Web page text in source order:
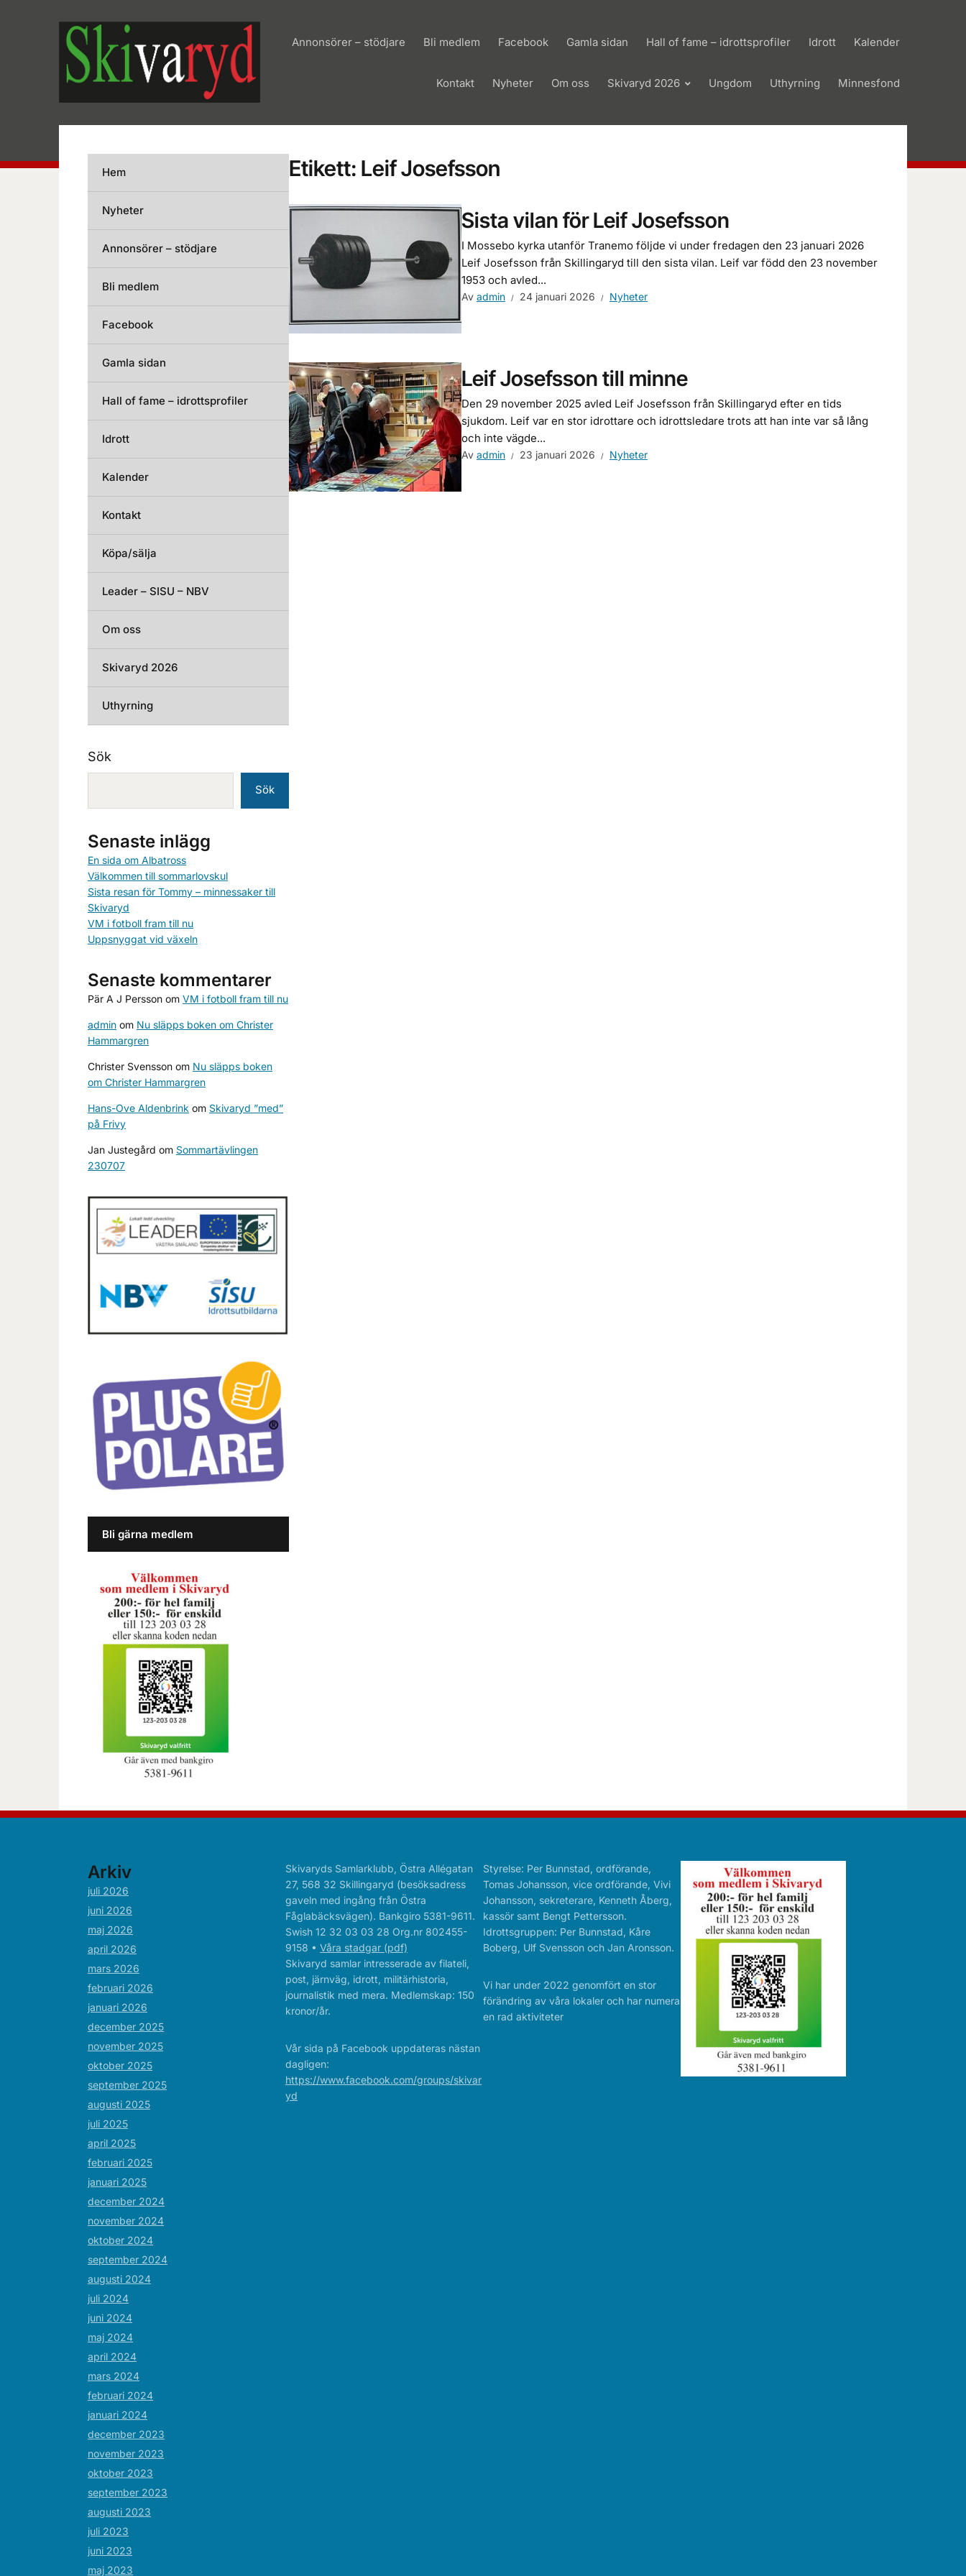
Annonsörer – stödjare Bli medlem Facebook Gamla sidan Hall of fame – idrottsprofiler Idrott Kalender
Kontakt Nyheter Om oss Skivaryd 2026 Ungdom Uthyrning Minnesfond
Etikett: Leif Josefsson
Sista vilan för Leif Josefsson
I Mossebo kyrka utanför Tranemo följde vi under fredagen den 23 januari 2026
Leif Josefsson från Skillingaryd till den sista vilan. Leif var född den 23 november
1953 och avled...
Av admin 24 januari 2026 Nyheter
Leif Josefsson till minne
Den 29 november 2025 avled Leif Josefsson från Skillingaryd efter en tids
sjukdom. Leif var en stor idrottare och idrottsledare trots att han inte var så lång
och inte vägde...
Av admin 23 januari 2026 Nyheter
Hem
Nyheter
Annonsörer – stödjare
Bli medlem
Facebook
Gamla sidan
Hall of fame – idrottsprofiler
Idrott
Kalender
Kontakt
Köpa/sälja
Leader – SISU – NBV
Om oss
Skivaryd 2026
Uthyrning
Sök
Sök
Senaste inlägg
En sida om Albatross
Välkommen till sommarlovskul
Sista resan för Tommy – minnessaker till
Skivaryd
VM i fotboll fram till nu
Uppsnyggat vid växeln
Senaste kommentarer
Pär A J Persson om VM i fotboll fram till nu
admin om Nu släpps boken om Christer
Hammargren
Christer Svensson om Nu släpps boken
om Christer Hammargren
Hans-Ove Aldenbrink om Skivaryd ”med”
på Frivy
Jan Justegård om Sommartävlingen
230707
Bli gärna medlem
Arkiv
juli 2026
juni 2026
maj 2026
april 2026
mars 2026
februari 2026
januari 2026
december 2025
november 2025
oktober 2025
september 2025
augusti 2025
juli 2025
april 2025
februari 2025
januari 2025
december 2024
november 2024
oktober 2024
september 2024
augusti 2024
juli 2024
juni 2024
maj 2024
april 2024
mars 2024
februari 2024
januari 2024
december 2023
november 2023
oktober 2023
september 2023
augusti 2023
juli 2023
juni 2023
maj 2023
Skivaryds Samlarklubb, Östra Allégatan
27, 568 32 Skillingaryd (besöksadress
gaveln med ingång från Östra
Fåglabäcksvägen). Bankgiro 5381-9611.
Swish 12 32 03 03 28 Org.nr 802455-
9158 • Våra stadgar (pdf)
Skivaryd samlar intresserade av filateli,
post, järnväg, idrott, militärhistoria,
journalistik med mera. Medlemskap: 150
kronor/år.
Vår sida på Facebook uppdateras nästan
dagligen:
https://www.facebook.com/groups/skivar
yd
Styrelse: Per Bunnstad, ordförande,
Tomas Johansson, vice ordförande, Vivi
Johansson, sekreterare, Kenneth Åberg,
kassör samt Bengt Pettersson.
Idrottsgruppen: Per Bunnstad, Kåre
Boberg, Ulf Svensson och Jan Aronsson.
Vi har under 2022 genomfört en stor
förändring av våra lokaler och har numera
en rad aktiviteter